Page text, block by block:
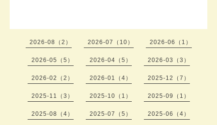
2026-08（2） 2026-07（10） 2026-06（1）
2026-05（5） 2026-04（5） 2026-03（3）
2026-02（2） 2026-01（4） 2025-12（7）
2025-11（3） 2025-10（1） 2025-09（1）
2025-08（4） 2025-07（5） 2025-06（4）